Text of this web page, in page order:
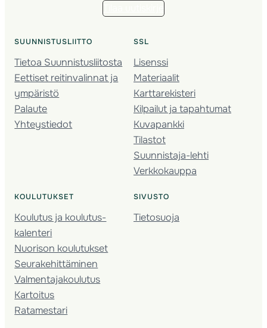
SUUNNISTUSLIITTO
Tietoa Suunnistusliitosta
Eettiset reitinvalinnat ja
ympäristö
Palaute
Yhteystiedot
SSL
Lisenssi
Materiaalit
Karttarekisteri
Kilpailut ja tapahtumat
Kuvapankki
Tilastot
Suunnistaja-lehti
Verkkokauppa
KOULUTUKSET
Koulutus ja koulutus­
kalenteri
Nuorison koulutukset
Seura­kehittäminen
Valmentaja­koulutus
Kartoitus
Ratamestari
SIVUSTO
Tietosuoja